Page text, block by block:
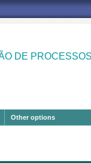
DE
Other options